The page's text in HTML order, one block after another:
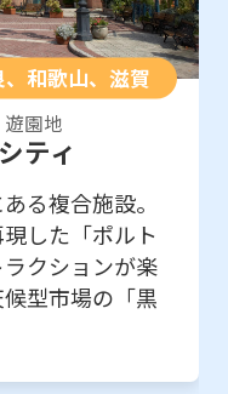
、和歌山、滋賀
園地
ティ
る複合施設。
した「ポルト
クションが楽
型市場の「黒